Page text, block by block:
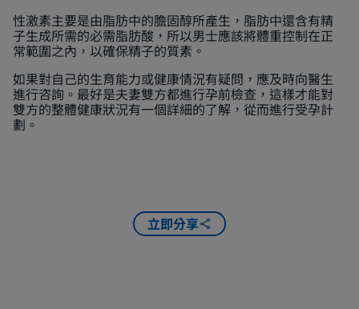
性激素主要是由脂肪中的膽固醇所產生，脂肪中還含有精
子生成所需的必需脂肪酸，所以男士應該將體重控制在正
常範圍之內，以確保精子的質素。
如果對自己的生育能力或健康情況有疑問，應及時向醫生
進行咨詢。最好是夫妻雙方都進行孕前檢查，這樣才能對
雙方的整體健康狀況有一個詳細的了解，從而進行受孕計
劃。
立即分享